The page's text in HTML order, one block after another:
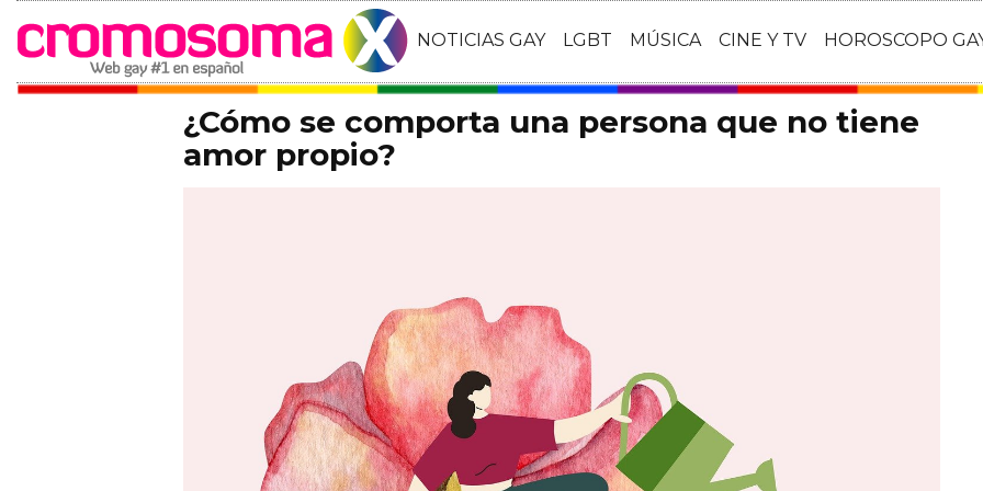
NOTICIAS GAY LGBT MÚSICA CINE Y TV HOROSCOPO
¿Cómo se comporta una persona que no tiene
amor propio?